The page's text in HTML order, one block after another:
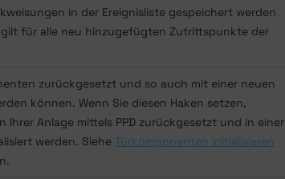
in der Ereignisliste gespeichert werden
gilt für alle neu hinzugefügten Zutrittspunkte der
zurückgesetzt und so auch mit einer neuen
können. Wenn Sie diesen Haken setzen,
Ihrer Anlage mittels PPD zurückgesetzt und in einer
werden. Siehe Türkomponenten initialisieren